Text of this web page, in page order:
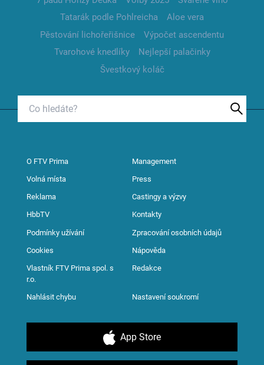
Tatarák podle Pohlreicha
Aloe vera
Pěstování lichořeřišnice
Výpočet ascendentu
Tvarohové knedlíky
Nejlepší palačinky
Švestkový koláč
O FTV Prima Management
Volná místa Press
Reklama Castingy a výzvy
HbbTV Kontakty
Podmínky užívání Zpracování osobních údajů
Cookies Nápověda
Vlastník FTV Prima spol. s
r.o.
Redakce
Nahlásit chybu Nastavení soukromí
App Store